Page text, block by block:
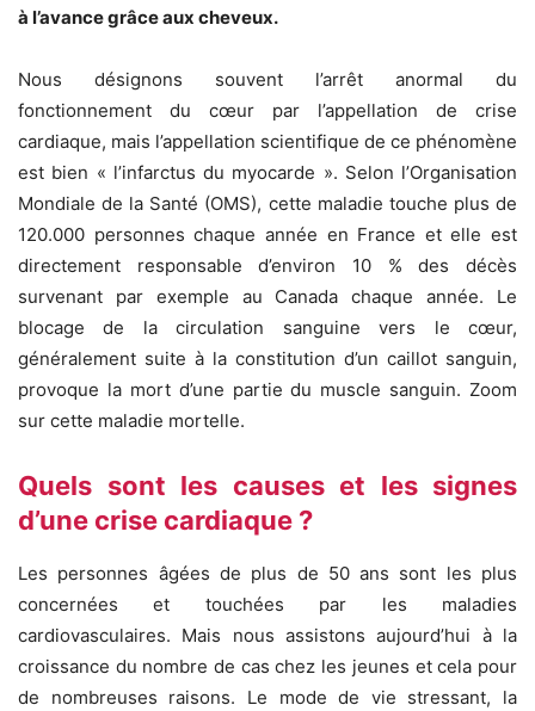
à l’avance grâce aux cheveux.
Nous désignons souvent l’arrêt anormal du
fonctionnement du cœur par l’appellation de crise
cardiaque, mais l’appellation scientifique de ce phénomène
est bien « l’infarctus du myocarde ». Selon l’Organisation
Mondiale de la Santé (OMS), cette maladie touche plus de
120.000 personnes chaque année en France et elle est
directement responsable d’environ 10 % des décès
survenant par exemple au Canada chaque année. Le
blocage de la circulation sanguine vers le cœur,
généralement suite à la constitution d’un caillot sanguin,
provoque la mort d’une partie du muscle sanguin. Zoom
sur cette maladie mortelle.
Quels sont les causes et les signes
d’une crise cardiaque ?
Les personnes âgées de plus de 50 ans sont les plus
concernées et touchées par les maladies
cardiovasculaires. Mais nous assistons aujourd’hui à la
croissance du nombre de cas chez les jeunes et cela pour
de nombreuses raisons. Le mode de vie stressant, la